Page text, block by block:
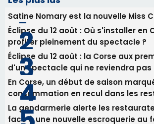
Éclipse du 12 août : Où s'installer en
profiter pleinement du spectacle ?
Éclipse du 12 août : la Corse aux
d'un spectacle qui ne reviendra pas
En Corse, un début de saison
consommation en recul dans les
La gendarmerie alerte les
face à une nouvelle escroquerie au
vin